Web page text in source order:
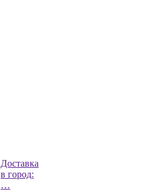
Доставка
в город:
…